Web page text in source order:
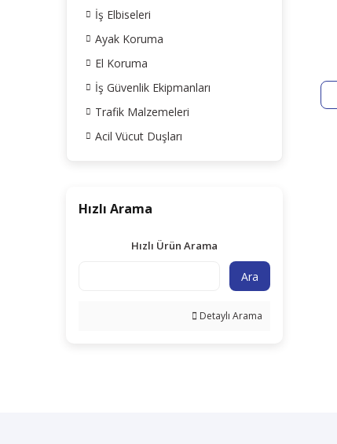
İş Elbiseleri
Ayak Koruma
El Koruma
İş Güvenlik Ekipmanları
Trafik Malzemeleri
Acil Vücut Duşları
Hızlı Arama
Hızlı Ürün Arama
Ara
Detaylı Arama